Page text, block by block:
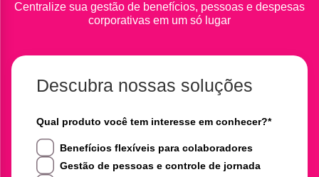
Centralize sua gestão de benefícios, pessoas e despesas
corporativas em um só lugar
Descubra nossas soluções
Qual produto você tem interesse em conhecer?*
Benefícios flexíveis para colaboradores
Gestão de pessoas e controle de jornada